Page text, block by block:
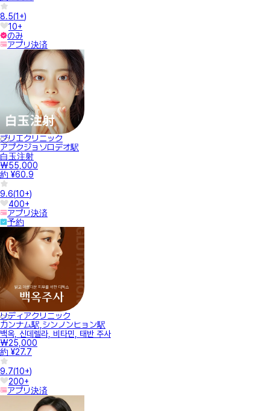
8.5(1+)
10+
のみ
アプリ決済
ブリエクリニック
アプクジョソロデオ駅
白玉注射
₩55,000
約 ¥60.9
9.6(10+)
400+
アプリ決済
予約
リディアクリニック
カンナム駅,シンノンヒョン駅
백옥, 신데렐라, 비타민, 태반 주사
₩25,000
約 ¥27.7
9.7(10+)
200+
アプリ決済